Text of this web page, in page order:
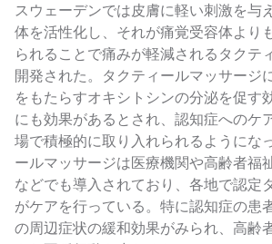
スウェーデンでは皮膚に軽い刺激を与
体を活性化し、それが痛覚受容体より
られることで痛みが軽減されるタクテ
開発された。タクティールマッサージ
をもたらすオキシトシンの分泌を促す
にも効果があるとされ、認知症へのケ
場で積極的に取り入れられるようにな
ールマッサージは医療機関や高齢者福
などでも導入されており、各地で認定
がケアを行っている。特に認知症の患
の周辺症状の緩和効果がみられ、高齢